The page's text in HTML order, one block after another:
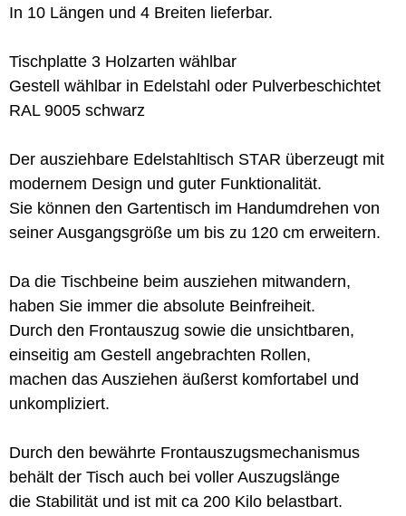
In 10 Längen und 4 Breiten lieferbar.
Tischplatte 3 Holzarten wählbar
Gestell wählbar in Edelstahl oder Pulverbeschichtet
RAL 9005 schwarz
Der ausziehbare Edelstahltisch STAR überzeugt mit
modernem Design und guter Funktionalität.
Sie können den Gartentisch im Handumdrehen von
seiner Ausgangsgröße um bis zu 120 cm erweitern.
Da die Tischbeine beim ausziehen mitwandern,
haben Sie immer die absolute Beinfreiheit.
Durch den Frontauszug sowie die unsichtbaren,
einseitig am Gestell angebrachten Rollen,
machen das Ausziehen äußerst komfortabel und
unkompliziert.
Durch den bewährte Frontauszugsmechanismus
behält der Tisch auch bei voller Auszugslänge
die Stabilität und ist mit ca 200 Kilo belastbart.